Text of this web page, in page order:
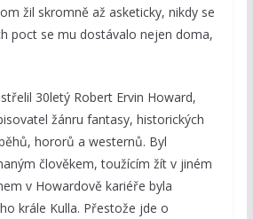
žil skromně až asketicky, nikdy se
poct se mu dostávalo nejen doma,
30letý Robert Ervin Howard,
žánru fantasy, historických
hororů a westernů. Byl
člověkem, toužícím žít v jiném
v Howardově kariéře byla
krále Kulla. Přestože jde o